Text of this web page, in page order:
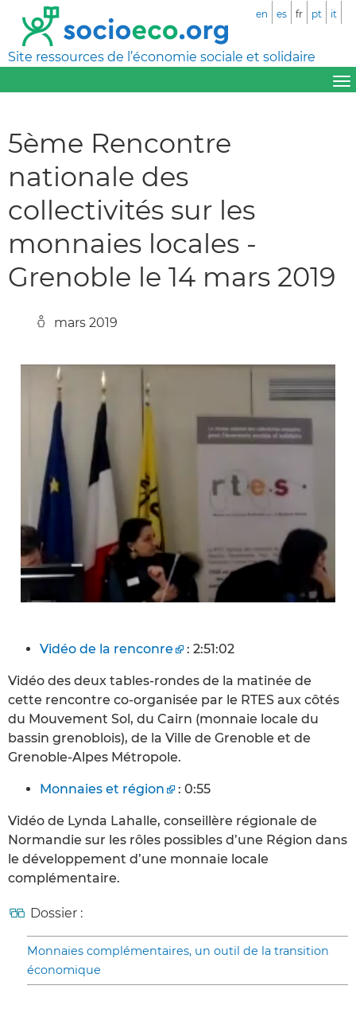
Site ressources de l’économie sociale et solidaire
en es fr pt it
5ème Rencontre
nationale des
collectivités sur les
monnaies locales -
Grenoble le 14 mars 2019
mars 2019
Vidéo de la renconre : 2:51:02
Vidéo des deux tables-rondes de la matinée de
cette rencontre co-organisée par le RTES aux côtés
du Mouvement Sol, du Cairn (monnaie locale du
bassin grenoblois), de la Ville de Grenoble et de
Grenoble-Alpes Métropole.
Monnaies et région : 0:55
Vidéo de Lynda Lahalle, conseillère régionale de
Normandie sur les rôles possibles d’une Région dans
le développement d’une monnaie locale
complémentaire.
Dossier :
Monnaies complémentaires, un outil de la transition
économique